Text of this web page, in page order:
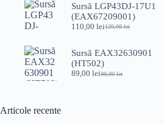
fost:
110,00 lei.
75,00 lei.
Sursă LGP43DJ-17U1
(EAX67209001)
120,00lei
Prețul
a
fost:
120,00 lei.
110,00leiPrețul
este:
110,00 lei.
Sursă EAX32630901
(HT502)
99,00lei
Prețul
89,00leiPrețul
Articole recente